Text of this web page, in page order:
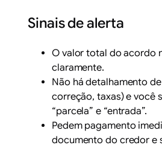
Sinais de alerta
O valor total do acordo
claramente.
Não há detalhamento
correção, taxas) e você
“parcela” e “entrada”.
Pedem pagamento
documento do credor e